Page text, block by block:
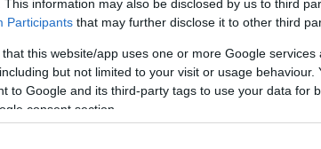
This information may also be disclosed by us to third
Participants that may further disclose it to other third
that this website/app uses one or more Google
but not limited to your visit or usage behaviour.
to Google and its third-party tags to use your data for
consent section.
υπερβεί το 35ο έτος της ηλικίας τους,
έχουν εκπληρώσει ή να εκπληρώνουν τις